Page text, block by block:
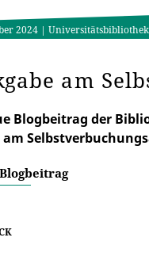
2024 | Universitätsbibliothek
am
Blogbeitrag der
am
Blogbeitrag